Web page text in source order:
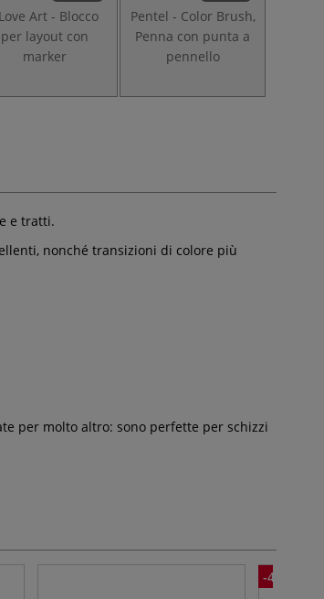
Art - Blocco
per layout con
marker
Pentel - Color Brush,
Penna con punta a
pennello
e tratti.
nonché transizioni di colore più
per molto altro: sono perfette per schizzi
-40%